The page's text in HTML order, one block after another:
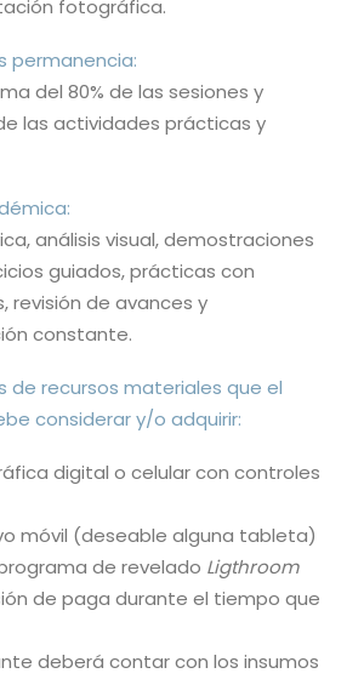
fotográfica.
permanencia:
del 80% de las sesiones y
las actividades prácticas y
análisis visual, demostraciones
guiados, prácticas con
revisión de avances y
constante.
de recursos materiales que el
considerar y/o adquirir:
digital o celular con controles
móvil (deseable alguna tableta)
de revelado Ligthroom
de paga durante el tiempo que
deberá contar con los insumos